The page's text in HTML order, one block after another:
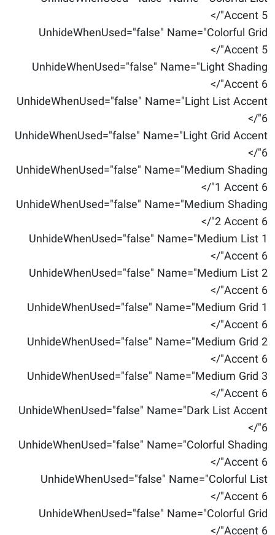
Accent 5"/>
UnhideWhenUsed="false" Name="Colorful Grid
Accent 5"/>
UnhideWhenUsed="false" Name="Light Shading
Accent 6"/>
UnhideWhenUsed="false" Name="Light List Accent
6"/>
UnhideWhenUsed="false" Name="Light Grid Accent
6"/>
UnhideWhenUsed="false" Name="Medium Shading
1 Accent 6"/>
UnhideWhenUsed="false" Name="Medium Shading
2 Accent 6"/>
UnhideWhenUsed="false" Name="Medium List 1
Accent 6"/>
UnhideWhenUsed="false" Name="Medium List 2
Accent 6"/>
UnhideWhenUsed="false" Name="Medium Grid 1
Accent 6"/>
UnhideWhenUsed="false" Name="Medium Grid 2
Accent 6"/>
UnhideWhenUsed="false" Name="Medium Grid 3
Accent 6"/>
UnhideWhenUsed="false" Name="Dark List Accent
6"/>
UnhideWhenUsed="false" Name="Colorful Shading
Accent 6"/>
UnhideWhenUsed="false" Name="Colorful List
Accent 6"/>
UnhideWhenUsed="false" Name="Colorful Grid
Accent 6"/>